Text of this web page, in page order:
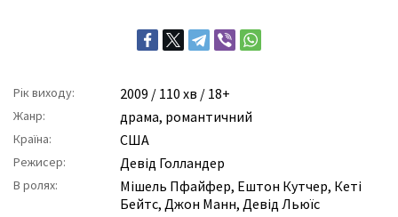
Рік виходу: 2009 / 110 хв / 18+
Жанр: драма, романтичний
Країна: США
Режисер: Девід Голландер
В ролях: Мішель Пфайфер, Ештон Кутчер, Кеті
Бейтс, Джон Манн, Девід Льюїс